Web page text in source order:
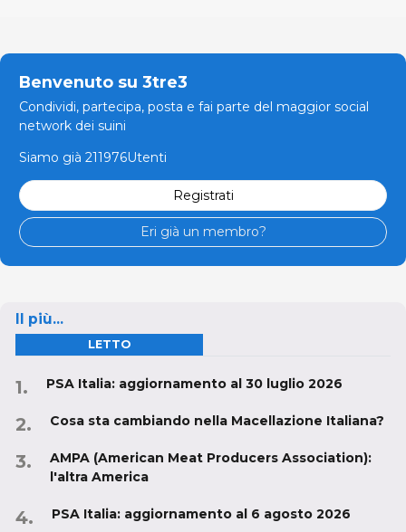
Benvenuto su 3tre3
Condividi, partecipa, posta e fai parte del maggior social
network dei suini
Siamo già 211976Utenti
Registrati
Eri già un membro?
Il più...
LETTO
PSA Italia: aggiornamento al 30 luglio 2026
Cosa sta cambiando nella Macellazione Italiana?
AMPA (American Meat Producers Association):
l'altra America
PSA Italia: aggiornamento al 6 agosto 2026